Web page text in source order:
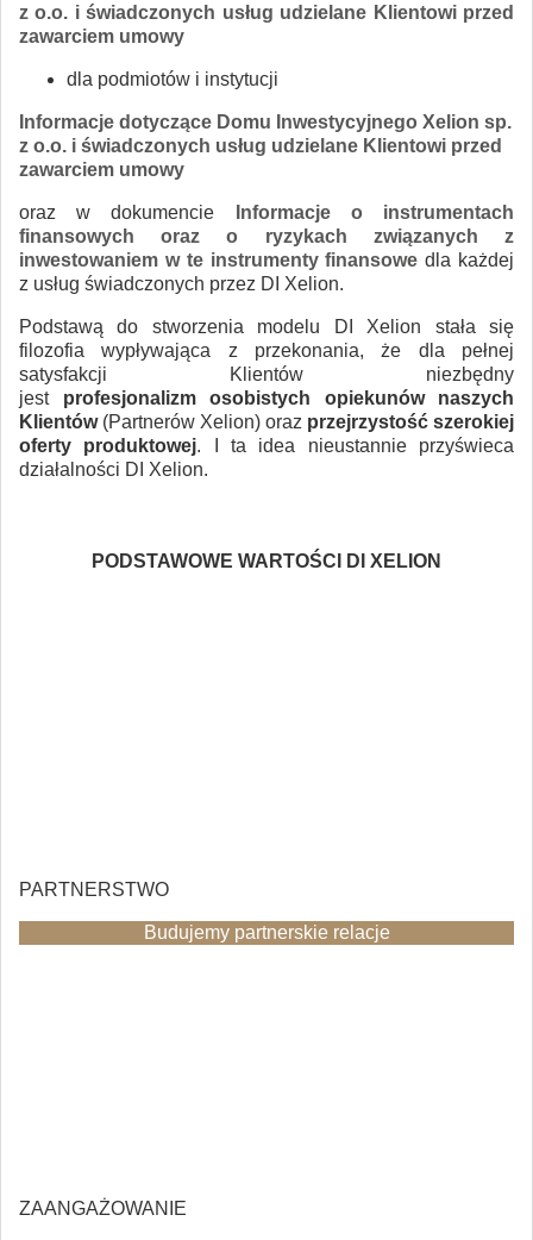
z o.o. i świadczonych usług udzielane Klientowi przed
zawarciem umowy
dla podmiotów i instytucji
Informacje dotyczące Domu Inwestycyjnego Xelion sp.
z o.o. i świadczonych usług udzielane Klientowi przed
zawarciem umowy
oraz w dokumencie
Informacje o instrumentach
finansowych oraz o ryzykach związanych z
inwestowaniem w te instrumenty finansowe dla każdej
z usług świadczonych przez DI Xelion.
Podstawą do stworzenia modelu DI Xelion stała się
filozofia wypływająca z przekonania, że dla pełnej
satysfakcji Klientów niezbędny
jest profesjonalizm osobistych opiekunów naszych
Klientów(Partnerów Xelion) oraz przejrzystość szerokiej
oferty produktowej. I ta idea nieustannie przyświeca
działalności DI Xelion.
PODSTAWOWE WARTOŚCI DI XELION
PARTNERSTWO
Budujemy partnerskie relacje
ZAANGAŻOWANIE